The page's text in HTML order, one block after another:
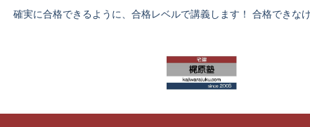
確実に合格できるように、合格レベルで講義します！ 合格できな